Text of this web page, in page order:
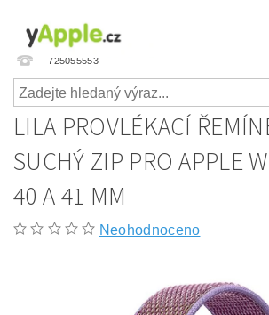
725055553
LILA PROVLÉKACÍ
SUCHÝ ZIP PRO APPLE
40 A 41 MM
Neohodnoceno